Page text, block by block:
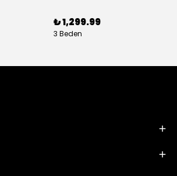
₺ 1,299.99
3 Beden